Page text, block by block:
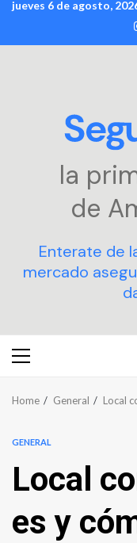
Skip
content
jueves 6 de agosto,
la
de
Enterate de
mercado
Primary
Home General Local
GENERAL
Local
es y